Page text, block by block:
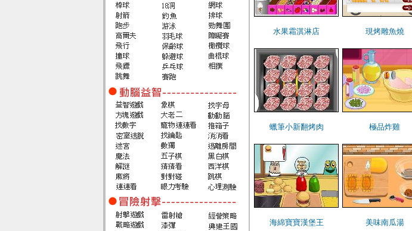
水果霜淇淋店 現烤雕魚燒
蠟筆小新翻烤肉 極品炸雞
海綿寶寶漢堡王 美味南瓜湯